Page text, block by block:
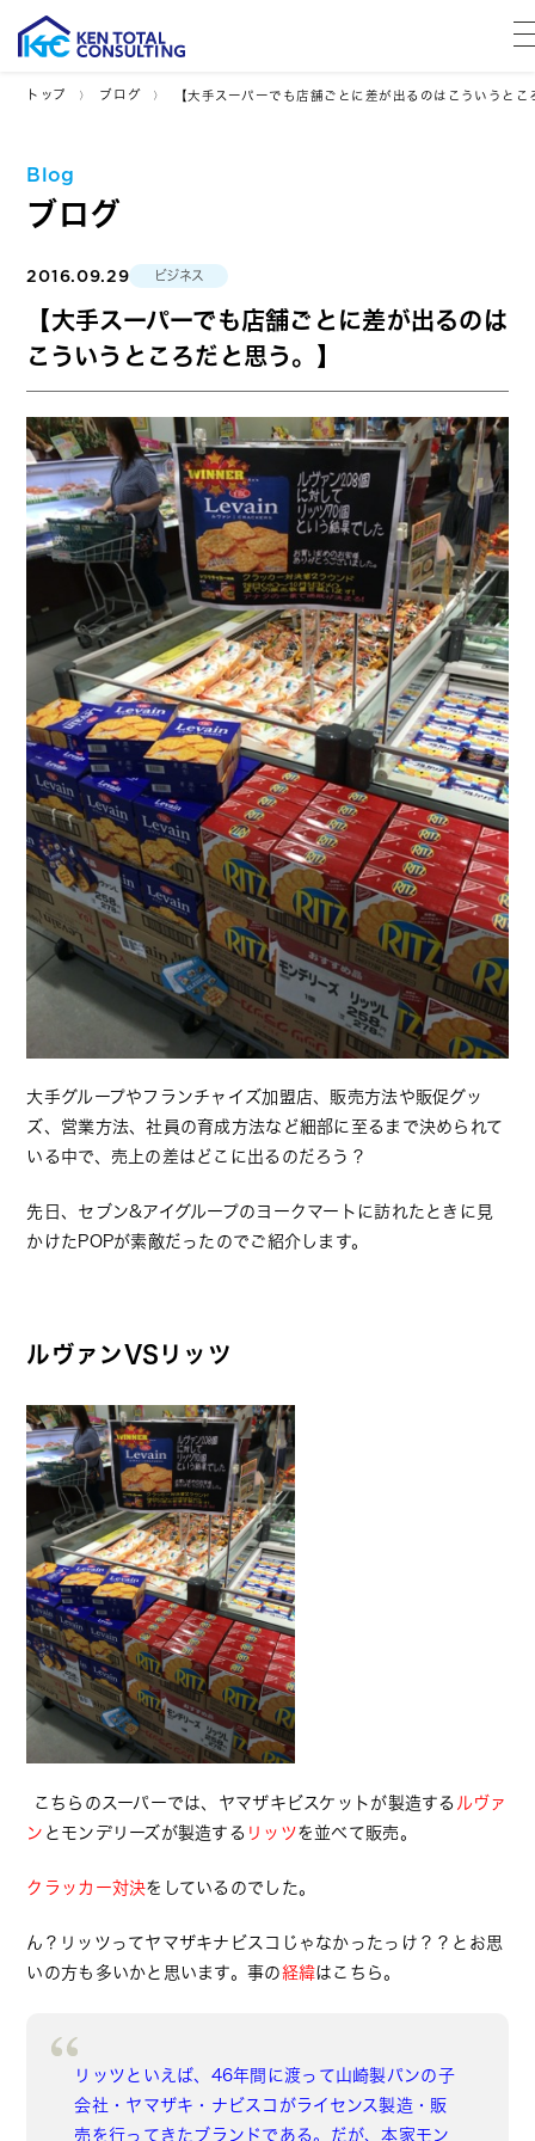
トップ ブログ 【大手スーパーでも店舗ごとに差が出るのはこういうとこ
Blog
ブログ
2016.09.29 ビジネス
【大手スーパーでも店舗ごとに差が出るのは
こういうところだと思う。】
大手グループやフランチャイズ加盟店、販売方法や販促グッ
ズ、営業方法、社員の育成方法など細部に至るまで決められて
いる中で、売上の差はどこに出るのだろう？
先日、セブン&アイグループのヨークマートに訪れたときに見
かけたPOPが素敵だったのでご紹介します。
ルヴァンVSリッツ
こちらのスーパーでは、ヤマザキビスケットが製造する ルヴァ
ン とモンデリーズが製造する リッツを並べて販売。
クラッカー対決をしているのでした。
ん？リッツってヤマザキナビスコじゃなかったっけ？？とお思
いの方も多いかと思います。事の経緯はこちら。
リッツといえば、46年間に渡って山崎製パンの子
会社・ヤマザキ・ナビスコがライセンス製造・販
売を行ってきたブランドである。だが、本家モン